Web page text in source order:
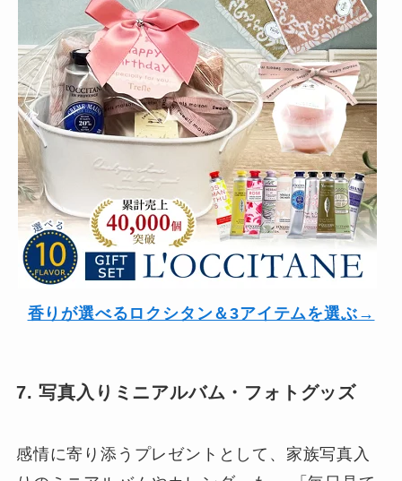
香りが選べるロクシタン＆3アイテムを選ぶ→
7. 写真入りミニアルバム・フォトグッズ
感情に寄り添うプレゼントとして、家族写真入